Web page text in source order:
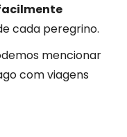
cada peregrino.
mencionar
com viagens